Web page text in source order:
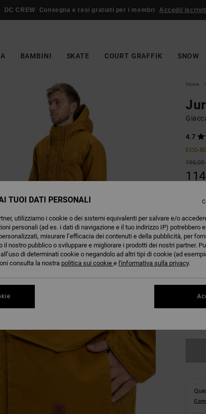
DC CREW Consegna e resi gratuiti per i membri Accedi/
BAMBINI SKATE COURT GRAFFIK SNOW
Home
4.7
ECO-
190,00
Colori
XS
TUOI DATI PERSONALI
utilizziamo i cookie o dei sistemi equivalenti per salvare e/o
personali (ad es. i dati di navigazione e il tuo indirizzo IP) potrebbero
misurare l’efficacia dei contenuti e della pubblicità, per
il nostro pubblico o sviluppare e migliorare i prodotti dei nostri partner.
di determinati cookie o negandolo ad altri tipi di cookie (ad
consulta la nostra politica sui cookie e l'informativa sulla privacy.